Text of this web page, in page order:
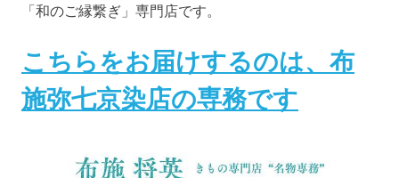
「和のご縁繋ぎ」専門店です。
こちらをお届けするのは、布
施弥七京染店の専務です